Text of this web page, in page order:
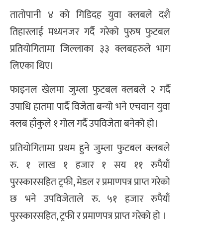
तातोपानी ४ को गिडिदह युवा क्लबले दशै
तिहारलाई मध्यनजर गर्दै गरेको पुरुष फुटबल
प्रतियोगितामा जिल्लाका ३३ क्लबहरुले भाग
लिएका थिए।
फाइनल खेलमा जुम्ला फुटबल क्लबले २ गर्दै
उपाधि हातमा पार्दै विजेता बन्यो भने एचवान युवा
क्लब हाँकुले १ गोल गर्दै उपविजेता बनेको हो।
प्रतियोगितामा प्रथम हुने जुम्ला फुटबल क्लबले
रु. १ लाख १ हजार १ सय ११ रुपैयाँ
पुरस्कारसहित ट्रफी, मेडल र प्रमाणपत्र प्राप्त गरेको
छ भने उपविजेताले रु. ५१ हजार रुपैयाँ
पुरस्कारसहित, ट्रफी र प्रमाणपत्र प्राप्त गरेको हो ।